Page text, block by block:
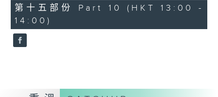
0
seconds
第十五部份 Part 10 (HKT 13:00 -
14:00)